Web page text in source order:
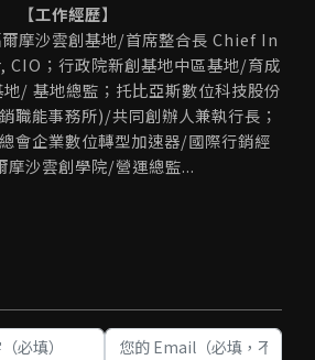
【工作經歷】
摩沙雲創基地/首席整合長 Chief In
；行政院新創基地中區基地/育成
/ 基地總監；托比亞斯數位科技股份
職能事務所)/共同創辦人兼執行長；
會企業數位轉型加速器/國際行銷經
摩沙雲創學院/營運總監...